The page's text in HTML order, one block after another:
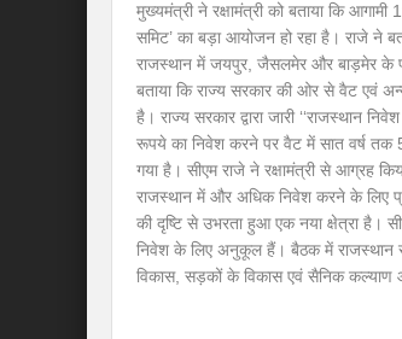
मुख्यमंत्री ने रक्षामंत्री को बताया कि
समिट’ का बड़ा आयोजन हो रहा है। राजे ने
राजस्थान में जयपुर, जैसलमेर और बाड़मेर के
बताया कि राज्य सरकार की ओर से वैट एवं
है। राज्य सरकार द्वारा जारी ‘‘राजस्थान
रूपये का निवेश करने पर वैट में सात वर्ष तक
गया है। सीएम राजे ने रक्षामंत्री से आग्रह
राजस्थान में और अधिक निवेश करने के लिए
की दृष्टि से उभरता हुआ एक नया क्षेत्रा है।
निवेश के लिए अनुकूल हैं। बैठक में राजस्थान से
विकास, सड़कों के विकास एवं सैनिक कल्याण